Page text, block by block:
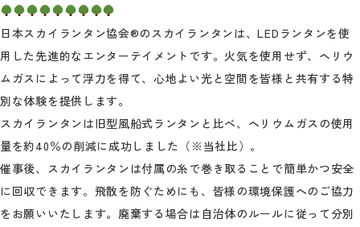
日本スカイランタン協会®のスカイランタンは、LEDランタンを使
用した先進的なエンターテイメントです。火気を使用せず、ヘリウ
ムガスによって浮力を得て、心地よい光と空間を皆様と共有する特
別な体験を提供します。
スカイランタンは旧型風船式ランタンと比べ、ヘリウムガスの使用
量を約40％の削減に成功しました（※当社比）。
催事後、スカイランタンは付属の糸で巻き取ることで簡単かつ安全
に回収できます。飛散を防ぐためにも、皆様の環境保護へのご協力
をお願いいたします。廃棄する場合は自治体のルールに従って分別